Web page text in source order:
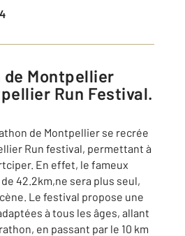
Run Festival.
de Montpellier se recrée
Run festival, permettant à
En effet, le fameux
42.2km,ne sera plus seul,
Le festival propose une
à tous les âges, allant
en passant par le 10 km